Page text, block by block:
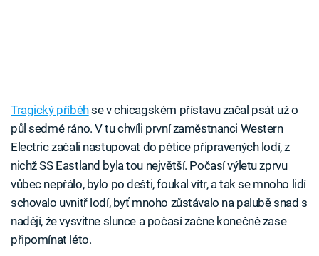
Tragický příběhse v chicagském přístavu začal psát už o
půl sedmé ráno. V tu chvíli první zaměstnanci Western
Electric začali nastupovat do pětice připravených lodí, z
nichž SS Eastland byla tou největší. Počasí výletu zprvu
vůbec nepřálo, bylo po dešti, foukal vítr, a tak se mnoho lidí
schovalo uvnitř lodí, byť mnoho zůstávalo na palubě snad s
nadějí, že vysvitne slunce a počasí začne konečně zase
připomínat léto.